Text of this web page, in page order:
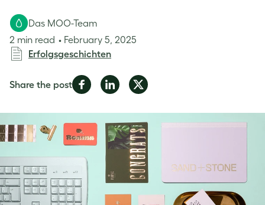
Das MOO-Team
2 min read
February 5, 2025
Erfolgsgeschichten
Share the postShare
Facebook
Share
LinkedIn
Share
Twitter